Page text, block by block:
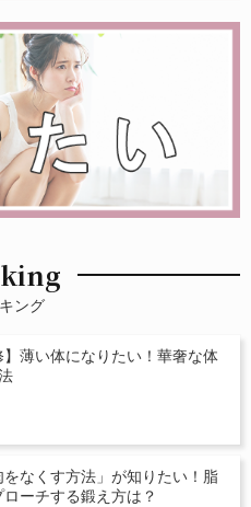
ング
】薄い体になりたい！華奢な体
をなくす方法」が知りたい！脂
ーチする鍛え方は？